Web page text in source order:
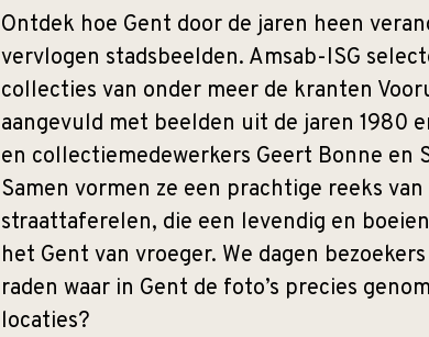
Ontdek hoe Gent door de jaren heen
vervlogen stadsbeelden. Amsab-ISG
collecties van onder meer de kranten
aangevuld met beelden uit de jaren 1980
en collectiemedewerkers Geert Bonne en
Samen vormen ze een prachtige reeks
straattaferelen, die een levendig en
het Gent van vroeger. We dagen
raden waar in Gent de foto’s precies
locaties?